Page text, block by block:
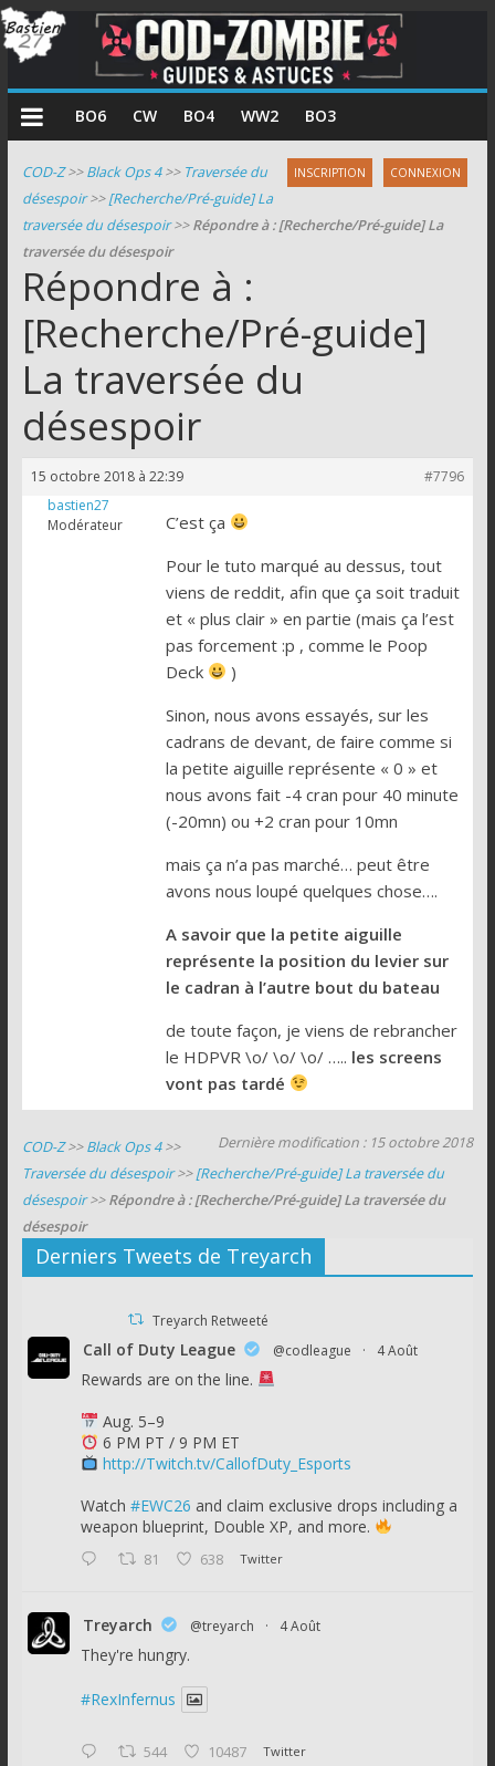
COD
Zombie
Guides
et
astuces
pour
le
mode
zombie
de
Call
Duty
BO6 CW BO4 WW2 BO3
INSCRIPTION CONNEXION
COD-Z>>Black Ops 4>> Traversée du
désespoir>>[Recherche/Pré-guide] La
traversée du désespoir>>Répondre à : [Recherche/Pré-guide] La
traversée du désespoir
Répondre à :
[Recherche/Pré-guide]
La traversée du
désespoir
15 octobre 2018 à 22:39
#7796
bastien27
Modérateur
C’est ça
Pour le tuto marqué au dessus, tout
viens de reddit, afin que ça soit traduit
et « plus clair » en partie (mais ça l’est
pas forcement :p , comme le Poop
Deck
)
Sinon, nous avons essayés, sur les
cadrans de devant, de faire comme si
la petite aiguille représente « 0 » et
nous avons fait -4 cran pour 40 minute
(-20mn) ou +2 cran pour 10mn
mais ça n’a pas marché… peut être
avons nous loupé quelques chose….
A savoir que la petite aiguille
représente la position du levier sur
le cadran à l’autre bout du bateau
de toute façon, je viens de rebrancher
le HDPVR \o/ \o/ \o/ ….. les screens
vont pas tardé
Dernière modification : 15 octobre 2018
COD-Z>>Black Ops 4>>
Traversée du désespoir>>[Recherche/Pré-guide] La traversée du
désespoir>>Répondre à : [Recherche/Pré-guide] La traversée du
désespoir
Derniers Tweets de Treyarch
Treyarch Retweeté
Call of Duty League @codleague · 4 Août
Rewards are on the line.
Aug. 5–9
6 PM PT / 9 PM ET
http://Twitch.tv/CallofDuty_Esports
Watch #EWC26 and claim exclusive drops including a
weapon blueprint, Double XP, and more.
81 638 Twitter
Treyarch @treyarch · 4 Août
They're hungry.
#RexInfernus
544 10487 Twitter